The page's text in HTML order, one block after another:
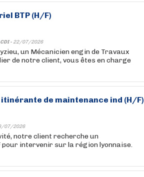
BTP (H/F)
CDI - 22/07/2026
un Mécanicien engin de Travaux
de notre client, vous êtes en charge
itinérante de maintenance ind (H/F)
07/2026
notre client recherche un
intervenir sur la région lyonnaise.